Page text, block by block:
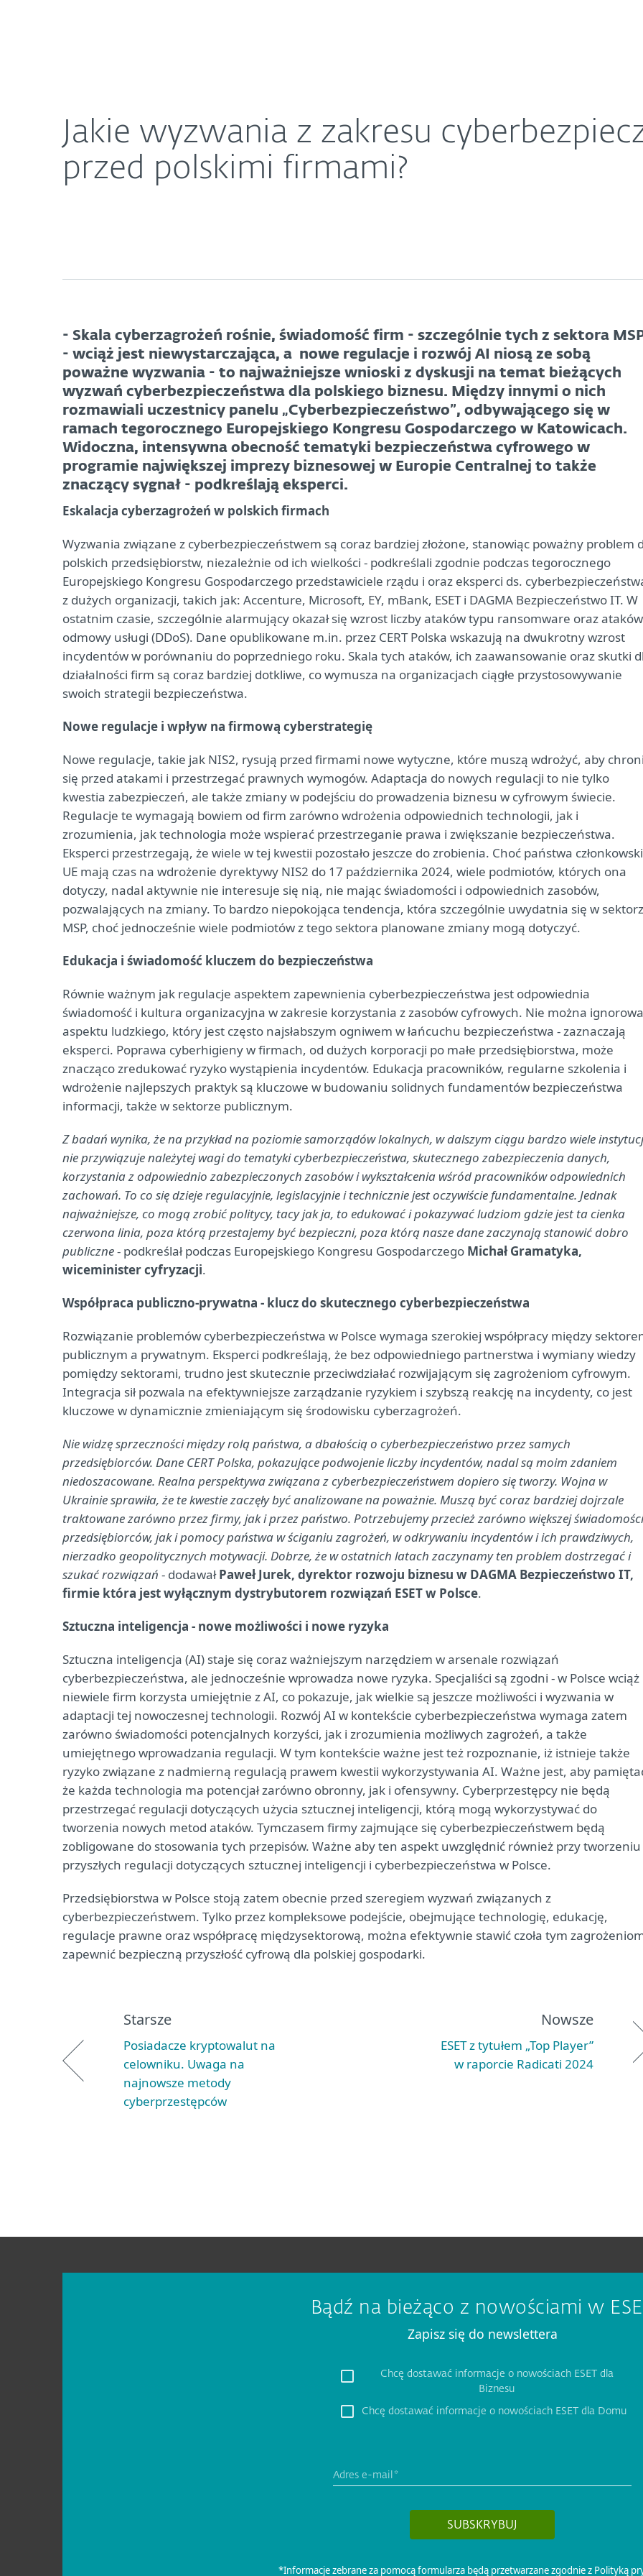
Jakie wyzwania z zakresu
przed polskimi firmami?
- Skala cyberzagrożeń rośnie, świadomość firm - szczególnie tych z sektora
- wciąż jest niewystarczająca, a nowe regulacje i rozwój AI niosą ze sobą
poważne wyzwania - to najważniejsze wnioski z dyskusji na temat bieżących
wyzwań cyberbezpieczeństwa dla polskiego biznesu. Między innymi o nich
rozmawiali uczestnicy panelu „Cyberbezpieczeństwo”, odbywającego się w
ramach tegorocznego Europejskiego Kongresu Gospodarczego w Katowicach.
Widoczna, intensywna obecność tematyki bezpieczeństwa cyfrowego w
programie największej imprezy biznesowej w Europie Centralnej to także
znaczący sygnał - podkreślają eksperci.
Eskalacja cyberzagrożeń w polskich firmach
Wyzwania związane z cyberbezpieczeństwem są coraz bardziej złożone, stanowiąc poważny problem
polskich przedsiębiorstw, niezależnie od ich wielkości - podkreślali zgodnie podczas tegorocznego
Europejskiego Kongresu Gospodarczego przedstawiciele rządu i oraz eksperci ds.
z dużych organizacji, takich jak: Accenture, Microsoft, EY, mBank, ESET i DAGMA Bezpieczeństwo IT. W
ostatnim czasie, szczególnie alarmujący okazał się wzrost liczby ataków typu ransomware oraz ataków
odmowy usługi (DDoS). Dane opublikowane m.in. przez CERT Polska wskazują na dwukrotny wzrost
incydentów w porównaniu do poprzedniego roku. Skala tych ataków, ich zaawansowanie oraz skutki
działalności firm są coraz bardziej dotkliwe, co wymusza na organizacjach ciągłe przystosowywanie
swoich strategii bezpieczeństwa.
Nowe regulacje i wpływ na firmową cyberstrategię
Nowe regulacje, takie jak NIS2, rysują przed firmami nowe wytyczne, które muszą wdrożyć, aby
się przed atakami i przestrzegać prawnych wymogów. Adaptacja do nowych regulacji to nie tylko
kwestia zabezpieczeń, ale także zmiany w podejściu do prowadzenia biznesu w cyfrowym świecie.
Regulacje te wymagają bowiem od firm zarówno wdrożenia odpowiednich technologii, jak i
zrozumienia, jak technologia może wspierać przestrzeganie prawa i zwiększanie bezpieczeństwa.
Eksperci przestrzegają, że wiele w tej kwestii pozostało jeszcze do zrobienia. Choć państwa
UE mają czas na wdrożenie dyrektywy NIS2 do 17 października 2024, wiele podmiotów, których ona
dotyczy, nadal aktywnie nie interesuje się nią, nie mając świadomości i odpowiednich zasobów,
pozwalających na zmiany. To bardzo niepokojąca tendencja, która szczególnie uwydatnia się w
MSP, choć jednocześnie wiele podmiotów z tego sektora planowane zmiany mogą dotyczyć.
Edukacja i świadomość kluczem do bezpieczeństwa
Równie ważnym jak regulacje aspektem zapewnienia cyberbezpieczeństwa jest odpowiednia
świadomość i kultura organizacyjna w zakresie korzystania z zasobów cyfrowych. Nie można
aspektu ludzkiego, który jest często najsłabszym ogniwem w łańcuchu bezpieczeństwa - zaznaczają
eksperci. Poprawa cyberhigieny w firmach, od dużych korporacji po małe przedsiębiorstwa, może
znacząco zredukować ryzyko wystąpienia incydentów. Edukacja pracowników, regularne szkolenia i
wdrożenie najlepszych praktyk są kluczowe w budowaniu solidnych fundamentów bezpieczeństwa
informacji, także w sektorze publicznym.
Z badań wynika, że na przykład na poziomie samorządów lokalnych, w dalszym ciągu bardzo wiele
nie przywiązuje należytej wagi do tematyki cyberbezpieczeństwa, skutecznego zabezpieczenia danych,
korzystania z odpowiednio zabezpieczonych zasobów i wykształcenia wśród pracowników odpowiednich
zachowań. To co się dzieje regulacyjnie, legislacyjnie i technicznie jest oczywiście fundamentalne. Jednak
najważniejsze, co mogą zrobić politycy, tacy jak ja, to edukować i pokazywać ludziom gdzie jest ta cienka
czerwona linia, poza którą przestajemy być bezpieczni, poza którą nasze dane zaczynają stanowić dobro
publiczne- podkreślał podczas Europejskiego Kongresu Gospodarczego Michał Gramatyka,
wiceminister cyfryzacji.
Współpraca publiczno-prywatna - klucz do skutecznego cyberbezpieczeństwa
Rozwiązanie problemów cyberbezpieczeństwa w Polsce wymaga szerokiej współpracy między
publicznym a prywatnym. Eksperci podkreślają, że bez odpowiedniego partnerstwa i wymiany wiedzy
pomiędzy sektorami, trudno jest skutecznie przeciwdziałać rozwijającym się zagrożeniom cyfrowym.
Integracja sił pozwala na efektywniejsze zarządzanie ryzykiem i szybszą reakcję na incydenty, co jest
kluczowe w dynamicznie zmieniającym się środowisku cyberzagrożeń.
Nie widzę sprzeczności między rolą państwa, a dbałością o cyberbezpieczeństwo przez samych
przedsiębiorców. Dane CERT Polska, pokazujące podwojenie liczby incydentów, nadal są moim zdaniem
niedoszacowane. Realna perspektywa związana z cyberbezpieczeństwem dopiero się tworzy. Wojna w
Ukrainie sprawiła, że te kwestie zaczęły być analizowane na poważnie. Muszą być coraz bardziej dojrzale
traktowane zarówno przez firmy, jak i przez państwo. Potrzebujemy przecież zarówno większej świadomości
przedsiębiorców, jak i pomocy państwa w ściganiu zagrożeń, w odkrywaniu incydentów i ich prawdziwych,
nierzadko geopolitycznych motywacji. Dobrze, że w ostatnich latach zaczynamy ten problem dostrzegać i
szukać rozwiązań - dodawałPaweł Jurek, dyrektor rozwoju biznesu w DAGMA Bezpieczeństwo IT,
firmie która jest wyłącznym dystrybutorem rozwiązań ESET w Polsce.
Sztuczna inteligencja - nowe możliwości i nowe ryzyka
Sztuczna inteligencja (AI) staje się coraz ważniejszym narzędziem w arsenale rozwiązań
cyberbezpieczeństwa, ale jednocześnie wprowadza nowe ryzyka. Specjaliści są zgodni - w Polsce wciąż
niewiele firm korzysta umiejętnie z AI, co pokazuje, jak wielkie są jeszcze możliwości i wyzwania w
adaptacji tej nowoczesnej technologii. Rozwój AI w kontekście cyberbezpieczeństwa wymaga zatem
zarówno świadomości potencjalnych korzyści, jak i zrozumienia możliwych zagrożeń, a także
umiejętnego wprowadzania regulacji. W tym kontekście ważne jest też rozpoznanie, iż istnieje także
ryzyko związane z nadmierną regulacją prawem kwestii wykorzystywania AI. Ważne jest, aby
że każda technologia ma potencjał zarówno obronny, jak i ofensywny. Cyberprzestępcy nie będą
przestrzegać regulacji dotyczących użycia sztucznej inteligencji, którą mogą wykorzystywać do
tworzenia nowych metod ataków. Tymczasem firmy zajmujące się cyberbezpieczeństwem będą
zobligowane do stosowania tych przepisów. Ważne aby ten aspekt uwzględnić również przy tworzeniu
przyszłych regulacji dotyczących sztucznej inteligencji i cyberbezpieczeństwa w Polsce.
Przedsiębiorstwa w Polsce stoją zatem obecnie przed szeregiem wyzwań związanych z
cyberbezpieczeństwem. Tylko przez kompleksowe podejście, obejmujące technologię, edukację,
regulacje prawne oraz współpracę międzysektorową, można efektywnie stawić czoła tym
zapewnić bezpieczną przyszłość cyfrową dla polskiej gospodarki.
Starsze
Posiadacze kryptowalut na
celowniku. Uwaga na
najnowsze metody
cyberprzestępców
Nowsze
ESET z tytułem „Top Player”
w raporcie Radicati 2024